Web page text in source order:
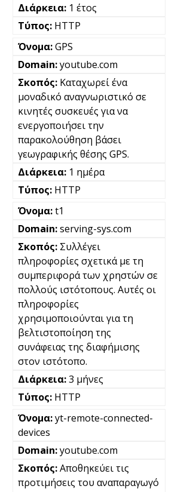
1 έτος
HTTP
GPS
youtube.com
Καταχωρεί ένα
μοναδικό αναγνωριστικό σε
κινητές συσκευές για να
ενεργοποιήσει την
παρακολούθηση βάσει
γεωγραφικής θέσης GPS.
1 ημέρα
HTTP
t1
serving-sys.com
Συλλέγει
πληροφορίες σχετικά με τη
συμπεριφορά των χρηστών σε
πολλούς ιστότοπους. Αυτές οι
πληροφορίες
χρησιμοποιούνται για τη
βελτιστοποίηση της
συνάφειας της διαφήμισης
στον ιστότοπο.
3 μήνες
HTTP
yt-remote-connected-
devices
youtube.com
Αποθηκεύει τις
προτιμήσεις του αναπαραγωγό